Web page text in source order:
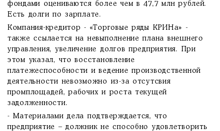
фондами оцениваются более чем в 47,7 млн рублей.
Есть долги по зарплате.
Компания-кредитор - «Торговые ряды КРИНа» -
также ссылается на невыполнение плана внешнего
управления, увеличение долгов предприятия. При
этом указал, что восстановление
платежеспособности и ведение производственной
деятельности невозможно из-за отсутсвия
промплощадей, рабочих и роста текущей
задолженности.
- Материалами дела подтверждается, что
предприятие – должник не способно удовлетворить